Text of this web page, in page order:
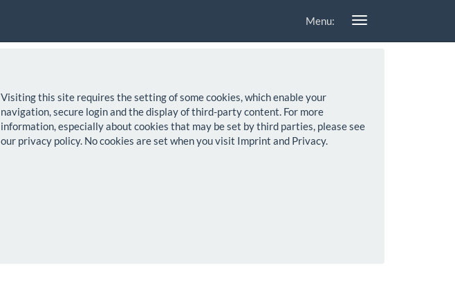
Menu:
Visiting this site requires the setting of some cookies, which enable your
navigation, secure login and the display of third-party content. For more
information, especially about cookies that may be set by third parties, please see
our privacy policy. No cookies are set when you visit Imprint and Privacy.